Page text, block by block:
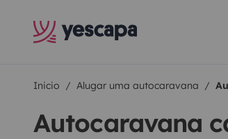
Inicio Alugar uma autocaravana
Autocaravana